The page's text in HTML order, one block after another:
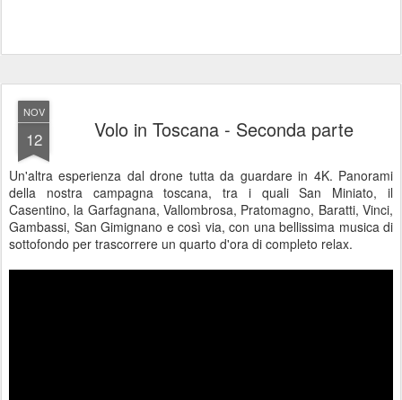
NOV
12 Volo in Toscana - Seconda parte
Un'altra esperienza dal drone tutta da guardare in 4K. Panorami
della nostra campagna toscana, tra i quali San Miniato, il
Casentino, la Garfagnana, Vallombrosa, Pratomagno, Baratti, Vinci,
Gambassi, San Gimignano e così via, con una bellissima musica di
sottofondo per trascorrere un quarto d'ora di completo relax.